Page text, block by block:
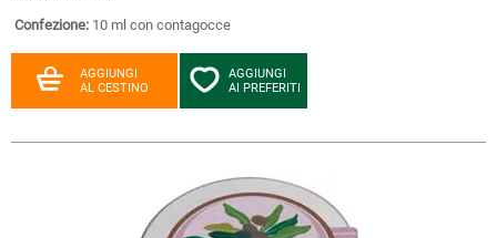
Confezione: 10 ml con contagocce
AGGIUNGI
AL CESTINO
AGGIUNGI
AI PREFERITI